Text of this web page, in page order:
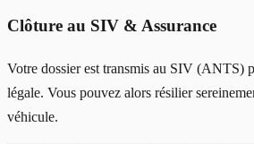
Clôture au SIV & Assurance
Votre dossier est transmis au SIV (ANTS)
légale. Vous pouvez alors résilier
véhicule.